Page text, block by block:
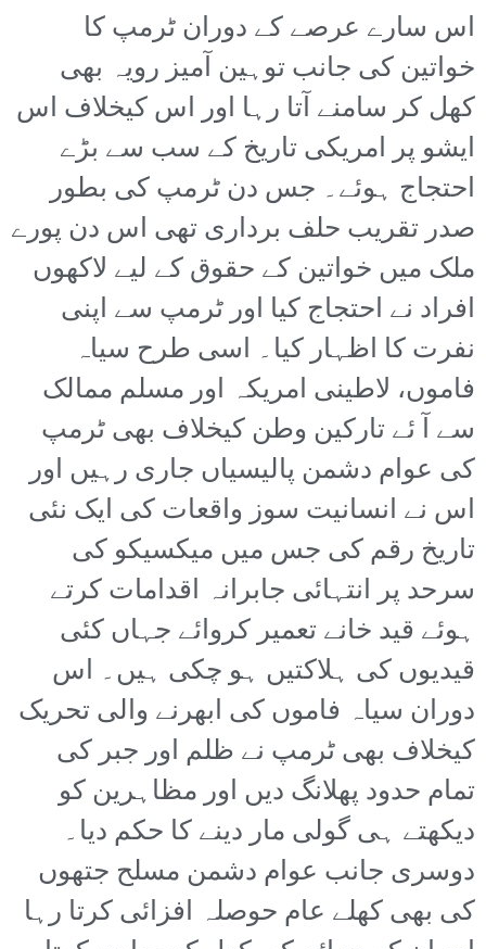
اس سارے عرصے کے دوران ٹرمپ کا
خواتین کی جانب توہین آمیز رویہ بھی
کھل کر سامنے آتا رہا اور اس کیخلاف اس
ایشو پر امریکی تاریخ کے سب سے بڑے
احتجاج ہوئے۔ جس دن ٹرمپ کی بطور
صدر تقریب حلف برداری تھی اس دن پورے
ملک میں خواتین کے حقوق کے لیے لاکھوں
افراد نے احتجاج کیا اور ٹرمپ سے اپنی
نفرت کا اظہار کیا۔ اسی طرح سیاہ
فاموں، لاطینی امریکہ اور مسلم ممالک
سے آ ئے تارکین وطن کیخلاف بھی ٹرمپ
کی عوام دشمن پالیسیاں جاری رہیں اور
اس نے انسانیت سوز واقعات کی ایک نئی
تاریخ رقم کی جس میں میکسیکو کی
سرحد پر انتہائی جابرانہ اقدامات کرتے
ہوئے قید خانے تعمیر کروائے جہاں کئی
قیدیوں کی ہلاکتیں ہو چکی ہیں۔ اس
دوران سیاہ فاموں کی ابھرنے والی تحریک
کیخلاف بھی ٹرمپ نے ظلم اور جبر کی
تمام حدود پھلانگ دیں اور مظاہرین کو
دیکھتے ہی گولی مار دینے کا حکم دیا۔
دوسری جانب عوام دشمن مسلح جتھوں
کی بھی کھلے عام حوصلہ افزائی کرتا رہا